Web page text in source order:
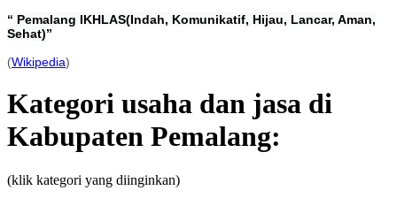
“ Pemalang IKHLAS(Indah, Komunikatif, Hijau, Lancar, Aman,
Sehat)”
(Wikipedia)
Kategori usaha dan jasa di
Kabupaten Pemalang:
(klik kategori yang diinginkan)